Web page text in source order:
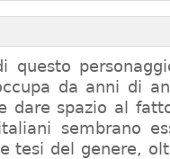
questo
da anni di
spazio al fatto
sembrano
tesi del genere,